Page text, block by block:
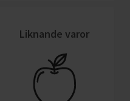
Liknande varor